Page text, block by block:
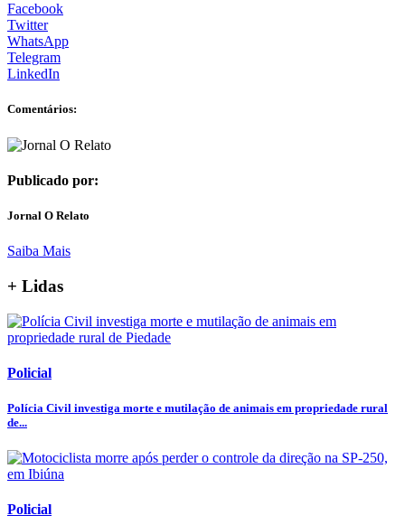
Facebook
Twitter
WhatsApp
Telegram
LinkedIn
Comentários:
Publicado por:
Jornal O Relato
Saiba Mais
+ Lidas
Policial
Polícia Civil investiga morte e mutilação de animais em propriedade rural
de...
Policial